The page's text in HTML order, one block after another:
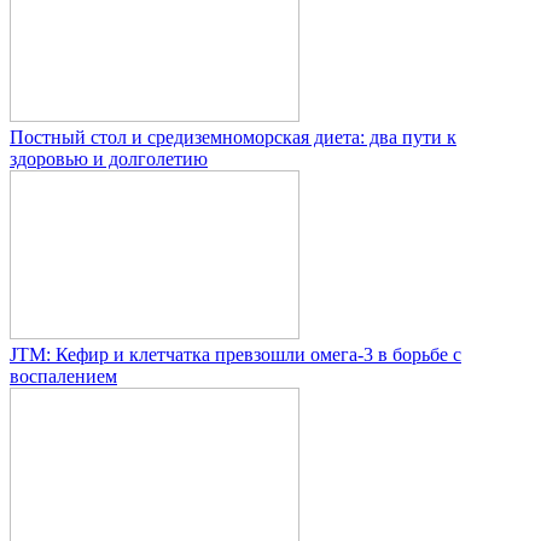
Постный стол и средиземноморская диета: два пути к
здоровью и долголетию
JTM: Кефир и клетчатка превзошли омега-3 в борьбе с
воспалением